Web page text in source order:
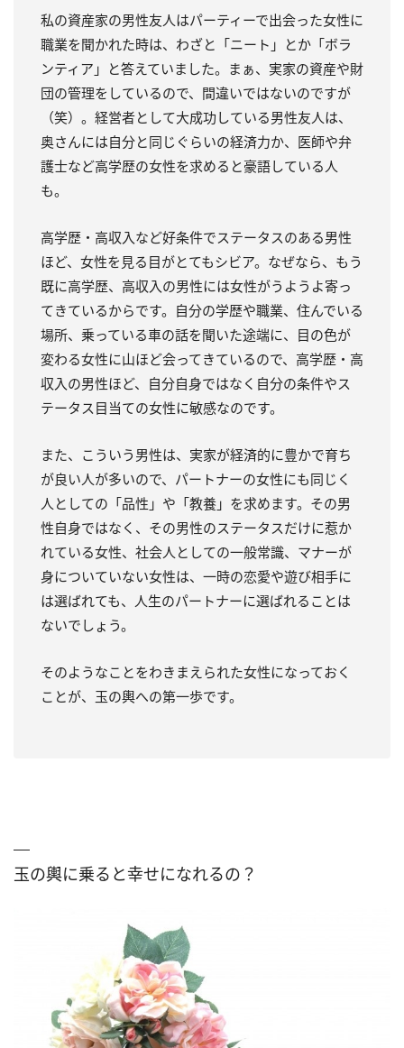
私の資産家の男性友人はパーティーで出会った女性に
職業を聞かれた時は、わざと「ニート」とか「ボラ
ンティア」と答えていました。まぁ、実家の資産や財
団の管理をしているので、間違いではないのですが
（笑）。経営者として大成功している男性友人は、
奥さんには自分と同じぐらいの経済力か、医師や弁
護士など高学歴の女性を求めると豪語している人
も。
高学歴・高収入など好条件でステータスのある男性
ほど、女性を見る目がとてもシビア。なぜなら、もう
既に高学歴、高収入の男性には女性がうようよ寄っ
てきているからです。自分の学歴や職業、住んでいる
場所、乗っている車の話を聞いた途端に、目の色が
変わる女性に山ほど会ってきているので、高学歴・高
収入の男性ほど、自分自身ではなく自分の条件やス
テータス目当ての女性に敏感なのです。
また、こういう男性は、実家が経済的に豊かで育ち
が良い人が多いので、パートナーの女性にも同じく
人としての「品性」や「教養」を求めます。その男
性自身ではなく、その男性のステータスだけに惹か
れている女性、社会人としての一般常識、マナーが
身についていない女性は、一時の恋愛や遊び相手に
は選ばれても、人生のパートナーに選ばれることは
ないでしょう。
そのようなことをわきまえられた女性になっておく
ことが、玉の輿への第一歩です。
玉の輿に乗ると幸せになれるの？